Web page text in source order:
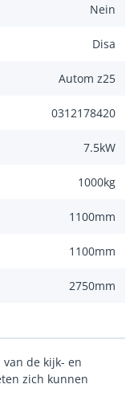
Nein
Disa
Autom z25
0312178420
7.5kW
1000kg
1100mm
1100mm
2750mm
de kijk- en
zich kunnen